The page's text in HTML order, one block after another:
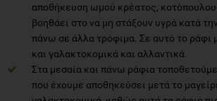
αποθήκευση ωμού κρέατος, κοτόπουλου
βοηθάει στο να μη στάξουν υγρά κατά
πάνω σε άλλα τρόφιμα. Σε αυτό το ράφι
και γαλακτοκομικά και αλλαντικά.
Στα μεσαία και πάνω ράφια
που έχουμε αποθηκεύσει μετά το